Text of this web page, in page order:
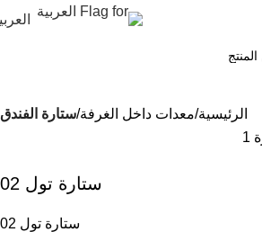
الرئيسية معدات داخل الغرفة ستارة الفندق
ستارة تول 02
ستارة تول 02